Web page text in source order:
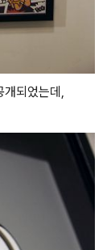
개되었는데,